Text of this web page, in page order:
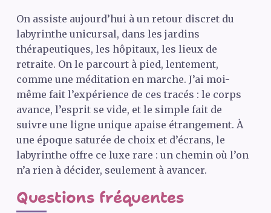
On assiste aujourd’hui à un retour discret du
labyrinthe unicursal, dans les jardins
thérapeutiques, les hôpitaux, les lieux de
retraite. On le parcourt à pied, lentement,
comme une méditation en marche. J’ai moi-
même fait l’expérience de ces tracés : le corps
avance, l’esprit se vide, et le simple fait de
suivre une ligne unique apaise étrangement. À
une époque saturée de choix et d’écrans, le
labyrinthe offre ce luxe rare : un chemin où l’on
n’a rien à décider, seulement à avancer.
Questions fréquentes